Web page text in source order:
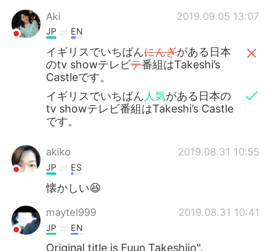
Aki 2019.09.05 13:07
JP EN
イギリスでいちばんにんぎがある日本
のtv showテレビテ番組はTakeshi’s
Castleです。
イギリスでいちばん 人気がある日本の
tv showテレビ番組はTakeshi’s Castle
です。
akiko 2019.08.31 10:55
JP ES
懐かしい😆
maytel999 2019.08.31 10:41
JP EN
Original title is Fuun Takeshijo".